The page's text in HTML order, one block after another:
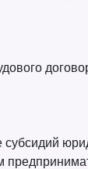
субсидий